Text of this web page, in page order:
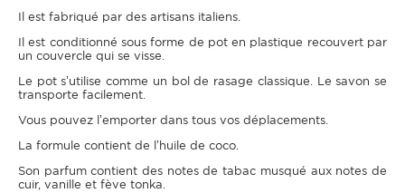
Il est fabriqué par des artisans italiens.
Il est conditionné sous forme de pot en plastique recouvert par
un couvercle qui se visse.
Le pot s’utilise comme un bol de rasage classique. Le savon se
transporte facilement.
Vous pouvez l’emporter dans tous vos déplacements.
La formule contient de l’huile de coco.
Son parfum contient des notes de tabac musqué aux notes de
cuir, vanille et fève tonka.